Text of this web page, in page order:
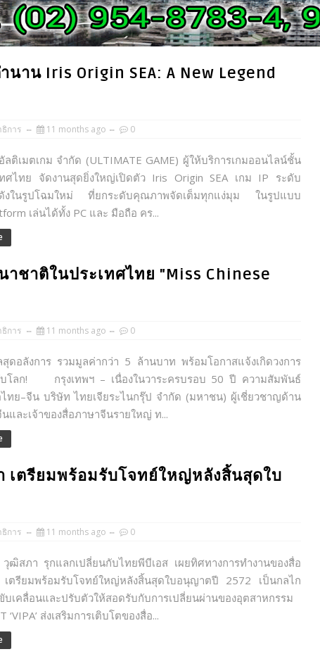
าน Iris Origin SEA: A New Legend
การ 11 months ago 0
เมตเกม จำกัด (ULTIMATE GAME) ผู้ให้บริการเกมออนไลน์ชั้น
ทศไทย จัดงานสุดยิ่งใหญ่เปิดตัว Iris Origin SEA เกม IP ระดับ
งในรูปโฉมใหม่ ที่ยกระดับคุณภาพจัดเต็มทุกแง่มุม ในรูปแบบ
เล่นได้ทั้ง PC และ มือถือ คร...
าชาติในประเทศไทย "Miss Chinese
การ 11 months ago 0
อลังการ รวมมูลค่ากว่า 5 ล้านบาท พร้อมโอกาสแจ้งเกิดวงการ
บโลก! กรุงเทพฯ – เนื่องในวาระครบรอบ 50 ปี ความสัมพันธ์
ทย–จีน บริษัท ไทยเจียระไนกรุ๊ป จำกัด (มหาชน) ผู้เชี่ยวชาญด้าน
และเจ้าของสื่อภาษาจีนรายใหญ่ ท...
เตรียมพร้อมรับโจทย์ใหญ่หลังสิ้นสุดใบ
การ 11 months ago 0
ภา รุกแลกเปลี่ยนกับไทยพีบีเอส เผยทิศทางการทำงานของสื่อ
ตรียมพร้อมรับโจทย์ใหญ่หลังสิ้นสุดใบอนุญาตปี 2572 เป็นกลไก
เคลื่อนและปรับตัวให้สอดรับกับการเปลี่ยนผ่านของอุตสาหกรรม
‘VIPA’ ส่งเสริมการเติบโตของสื่อ...